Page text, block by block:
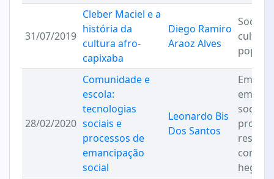
31/07/2019
Cleber Maciel e a
história da
cultura afro-
capixaba
Diego Ramiro
Araoz Alves
28/02/2020
Comunidade e
escola:
tecnologias
sociais e
processos de
emancipação
social
Leonardo Bis
Dos Santos
social e
contra-